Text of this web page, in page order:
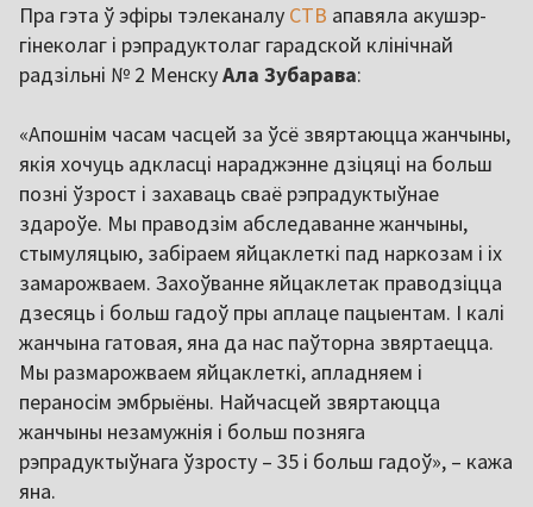
Пра гэта ў эфіры тэлеканалу СТВ апавяла акушэр-
гінеколаг і рэпрадуктолаг гарадской клінічнай
радзільні № 2 МенскуАла Зубарава:
«Апошнім часам часцей за ўсё звяртаюцца жанчыны,
якія хочуць адкласці нараджэнне дзіцяці на больш
позні ўзрост і захаваць сваё рэпрадуктыўнае
здароўе. Мы праводзім абследаванне жанчыны,
стымуляцыю, забіраем яйцаклеткі пад наркозам і іх
замарожваем. Захоўванне яйцаклетак праводзіцца
дзесяць і больш гадоў пры аплаце пацыентам. І калі
жанчына гатовая, яна да нас паўторна звяртаецца.
Мы размарожваем яйцаклеткі, апладняем і
пераносім эмбрыёны. Найчасцей звяртаюцца
жанчыны незамужнія і больш позняга
рэпрадуктыўнага ўзросту – 35 і больш гадоў», – кажа
яна.